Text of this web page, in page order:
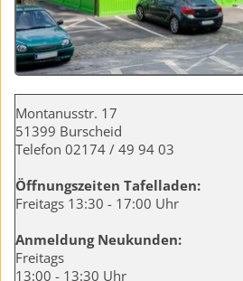
Montanusstr. 17
51399 Burscheid
Telefon 02174 / 49 94 03
Öffnungszeiten Tafelladen:
Freitags 13:30 - 17:00 Uhr
Anmeldung Neukunden:
Freitags
13:00 - 13:30 Uhr